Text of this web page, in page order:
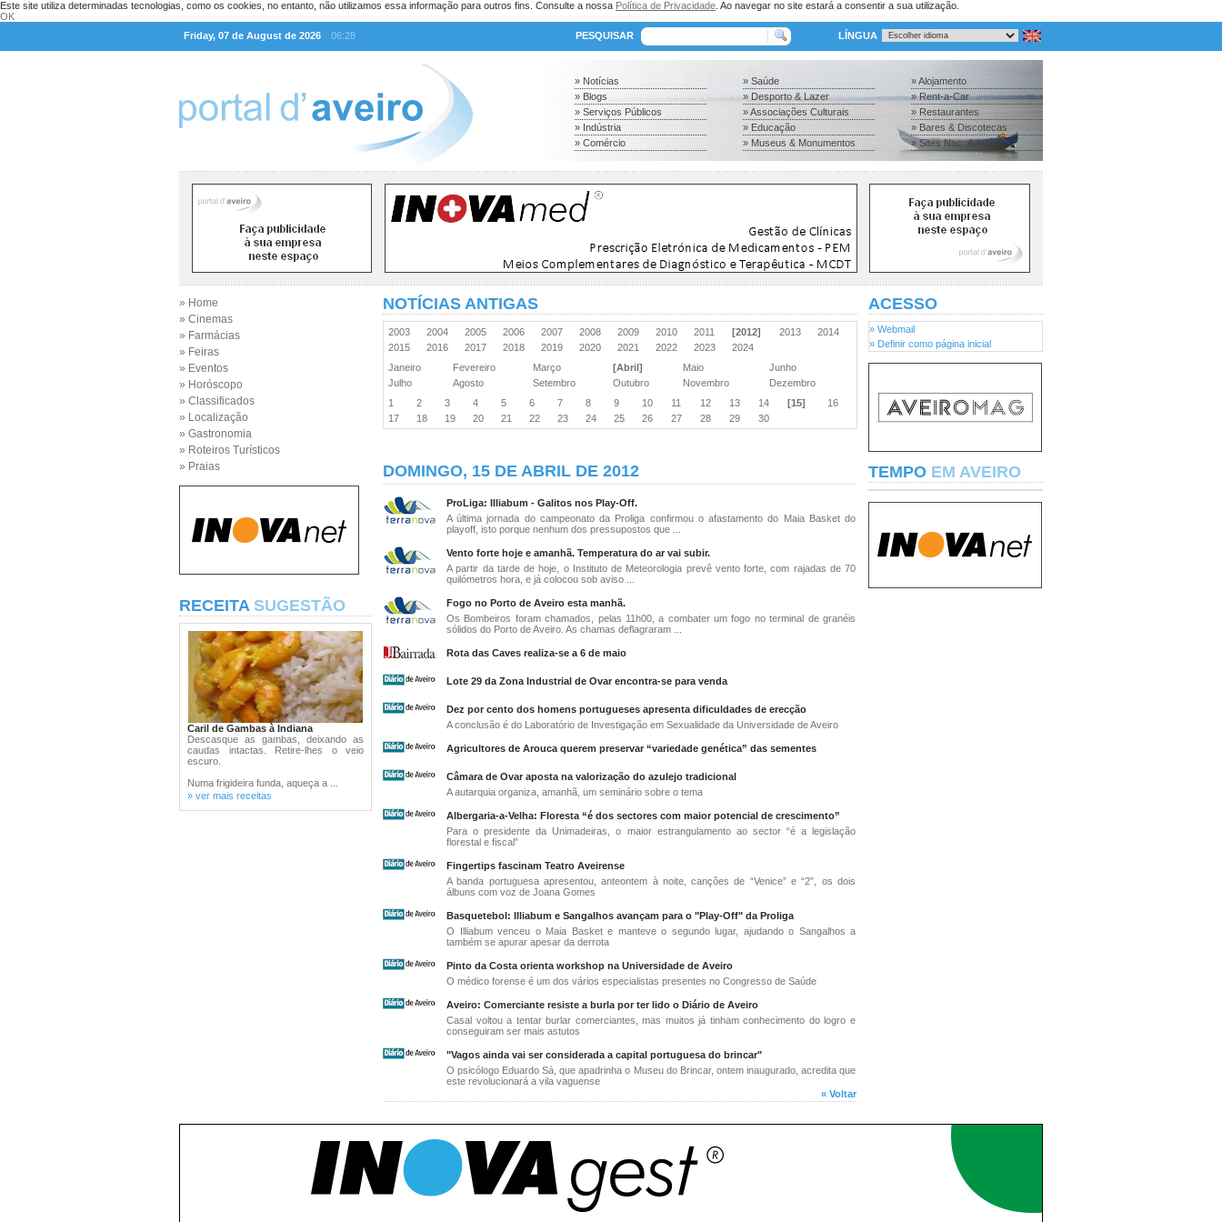
Este site utiliza determinadas tecnologias, como os cookies, no entanto, não utilizamos essa informação para outros fins. Consulte a nossa Política de Privacidade . Ao navegar no site estará a consentir a sua utilização.
OK
Friday, 07 de August de 2026
06:28 PESQUISAR LÍNGUA
» Notícias
» Blogs
» Serviços Públicos
» Indústria
» Comércio
» Saúde
» Desporto & Lazer
» Associações Culturais
» Educação
» Museus & Monumentos
» Alojamento
» Rent-a-Car
» Restaurantes
» Bares & Discotecas
» Sites Nac. & Inter.
» Home
» Cinemas
» Farmácias
» Feiras
» Eventos
» Horóscopo
» Classificados
» Localização
» Gastronomia
» Roteiros Turísticos
» Praias
RECEITA SUGESTÃO
Caril de Gambas à Indiana
Descasque as gambas, deixando as
caudas intactas. Retire-lhes o veio
escuro.
Numa frigideira funda, aqueça a ...
» ver mais receitas
NOTÍCIAS ANTIGAS
2003 2004 2005 2006 2007 2008 2009 2010 2011 [2012] 2013
2014
2015
2016 2017 2018 2019 2020 2021 2022 2023
2024
Janeiro
Fevereiro Março [Abril] Maio
Junho
Julho
Agosto Setembro Outubro Novembro
Dezembro
1
2 3 4 5 6 7 8 9 10 11 12 13 14 [15]
16
17
18 19 20 21 22 23 24 25 26 27 28 29 30
DOMINGO, 15 DE ABRIL DE 2012
ProLiga: Illiabum - Galitos nos Play-Off.
A última jornada do campeonato da Proliga confirmou o afastamento do Maia Basket do
playoff, isto porque nenhum dos pressupostos que ...
Vento forte hoje e amanhã. Temperatura do ar vai subir.
A partir da tarde de hoje, o Instituto de Meteorologia prevê vento forte, com rajadas de 70
quilómetros hora, e já colocou sob aviso ...
Fogo no Porto de Aveiro esta manhã.
Os Bombeiros foram chamados, pelas 11h00, a combater um fogo no terminal de granéis
sólidos do Porto de Aveiro. As chamas deflagraram ...
Rota das Caves realiza-se a 6 de maio
Lote 29 da Zona Industrial de Ovar encontra-se para venda
Dez por cento dos homens portugueses apresenta dificuldades de erecção
A conclusão é do Laboratório de Investigação em Sexualidade da Universidade de Aveiro
Agricultores de Arouca querem preservar “variedade genética” das sementes
Câmara de Ovar aposta na valorização do azulejo tradicional
A autarquia organiza, amanhã, um seminário sobre o tema
Albergaria-a-Velha: Floresta “é dos sectores com maior potencial de crescimento”
Para o presidente da Unimadeiras, o maior estrangulamento ao sector “é a legislação
florestal e fiscal”
Fingertips fascinam Teatro Aveirense
A banda portuguesa apresentou, anteontem à noite, canções de “Venice” e “2”, os dois
álbuns com voz de Joana Gomes
Basquetebol: Illiabum e Sangalhos avançam para o "Play-Off" da Proliga
O Illiabum venceu o Maia Basket e manteve o segundo lugar, ajudando o Sangalhos a
também se apurar apesar da derrota
Pinto da Costa orienta workshop na Universidade de Aveiro
O médico forense é um dos vários especialistas presentes no Congresso de Saúde
Aveiro: Comerciante resiste a burla por ter lido o Diário de Aveiro
Casal voltou a tentar burlar comerciantes, mas muitos já tinham conhecimento do logro e
conseguiram ser mais astutos
"Vagos ainda vai ser considerada a capital portuguesa do brincar"
O psicólogo Eduardo Sá, que apadrinha o Museu do Brincar, ontem inaugurado, acredita que
este revolucionará a vila vaguense
« Voltar
ACESSO
» Webmail
» Definir como página inicial
TEMPO EM AVEIRO